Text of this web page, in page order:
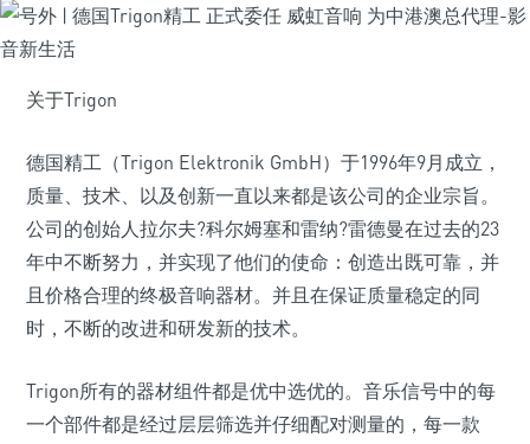
关于Trigon
德国精工（Trigon Elektronik GmbH）于1996年9月成立，
质量、技术、以及创新一直以来都是该公司的企业宗旨。
公司的创始人拉尔夫?科尔姆塞和雷纳?雷德曼在过去的23
年中不断努力，并实现了他们的使命：创造出既可靠，并
且价格合理的终极音响器材。并且在保证质量稳定的同
时，不断的改进和研发新的技术。
Trigon所有的器材组件都是优中选优的。音乐信号中的每
一个部件都是经过层层筛选并仔细配对测量的，每一款